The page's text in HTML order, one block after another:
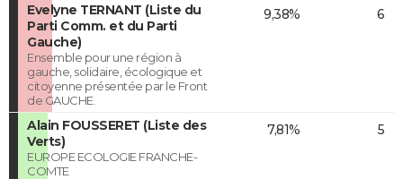
Evelyne TERNANT (Liste du
Parti Comm. et du Parti
Gauche)
Ensemble pour une région à
gauche, solidaire, écologique et
citoyenne présentée par le Front
de GAUCHE.
9,38% 6
Alain FOUSSERET (Liste des
Verts)
EUROPE ECOLOGIE FRANCHE-
COMTE
7,81% 5